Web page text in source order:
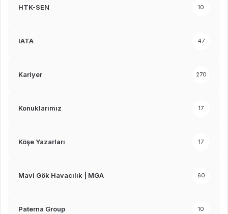
HTK-SEN 10
IATA 47
Kariyer 270
Konuklarımız 17
Köşe Yazarları 17
Mavi Gök Havacılık | MGA 60
Paterna Group 10